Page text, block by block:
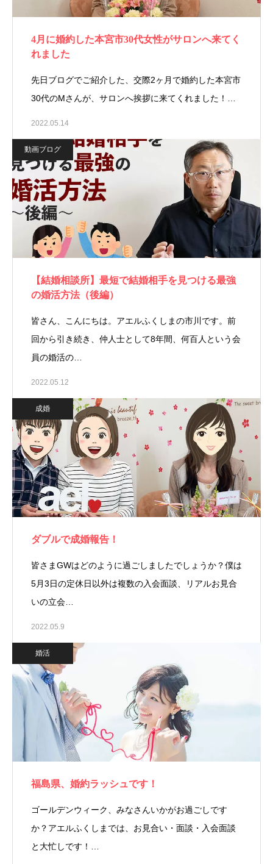
4月に婚約した本宮市30代女性がサロンへ来てく
れました
先日ブログでご紹介した、交際2ヶ月で婚約した本宮市
30代のMさんが、サロンへ挨拶に来てくれました！…
2022.05.14
動画ブログ
【結婚相談所】最短で結婚相手を見つける最強
の婚活方法（後編）
皆さん、こんにちは。アエルふくしまの市川です。前
回から引き続き、仲人士として8年間、何百人という会
員の婚活の…
2022.05.12
成婚
ダブルで成婚報告！
皆さまGWはどのように過ごしましたでしょうか？僕は
5月3日の定休日以外は複数の入会面談、リアルお見合
いの立会…
2022.05.9
婚活
福島県、婚約ラッシュです！
ゴールデンウィーク、みなさんいかがお過ごしです
か？アエルふくしまでは、お見合い・面談・入会面談
と大忙しです！…